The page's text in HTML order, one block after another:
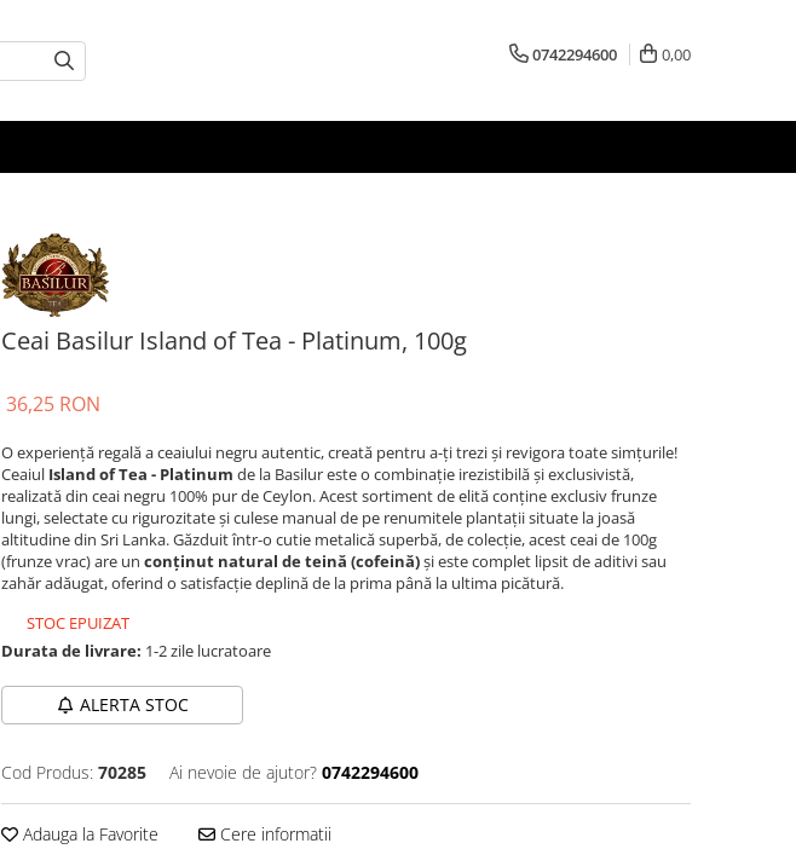
0742294600 0,00
Ceai Basilur Island of Tea - Platinum, 100g
36,25 RON
O experiență regală a ceaiului negru autentic, creată pentru a-ți trezi și revigora toate simțurile!
Ceaiul Island of Tea - Platinum de la Basilur este o combinație irezistibilă și exclusivistă,
realizată din ceai negru 100% pur de Ceylon. Acest sortiment de elită conține exclusiv frunze
lungi, selectate cu rigurozitate și culese manual de pe renumitele plantații situate la joasă
altitudine din Sri Lanka. Găzduit într-o cutie metalică superbă, de colecție, acest ceai de 100g
(frunze vrac) are un conținut natural de teină (cofeină)și este complet lipsit de aditivi sau
zahăr adăugat, oferind o satisfacție deplină de la prima până la ultima picătură.
STOC EPUIZAT
Durata de livrare: 1-2 zile lucratoare
ALERTA STOC
Cod Produs: 70285 Ai nevoie de ajutor? 0742294600
Adauga la Favorite Cere informatii